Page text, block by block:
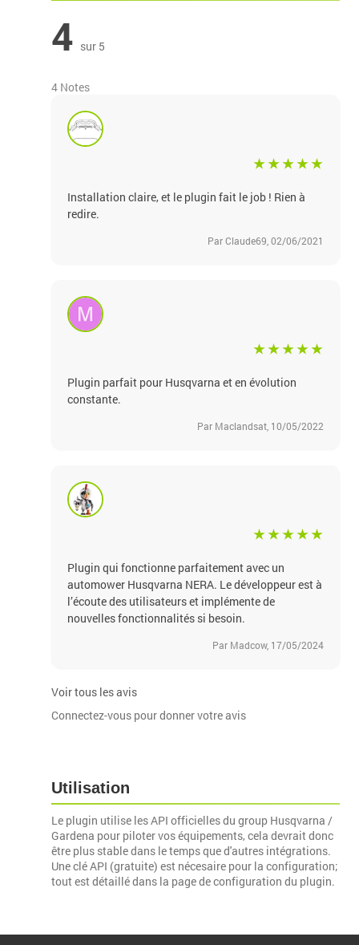
4 sur 5
4 Notes
Installation claire, et le plugin fait le job ! Rien à
redire.
Par Claude69, 02/06/2021
Plugin parfait pour Husqvarna et en évolution
constante.
Par Maclandsat, 10/05/2022
Plugin qui fonctionne parfaitement avec un
automower Husqvarna NERA. Le développeur est à
l’écoute des utilisateurs et implémente de
nouvelles fonctionnalités si besoin.
Par Madcow, 17/05/2024
Voir tous les avis
Connectez-vous pour donner votre avis
Utilisation
Le plugin utilise les API officielles du group Husqvarna /
Gardena pour piloter vos équipements, cela devrait donc
être plus stable dans le temps que d'autres intégrations.
Une clé API (gratuite) est nécesaire pour la configuration;
tout est détaillé dans la page de configuration du plugin.